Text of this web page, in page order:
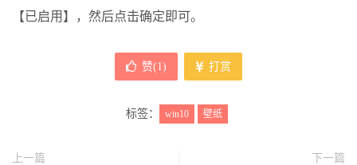
【已启用】，然后点击确定即可。
赞(1) 打赏
标签： win10 壁纸
上一篇
下一篇